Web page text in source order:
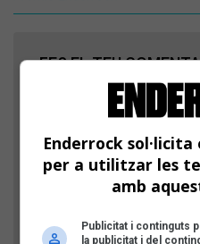
FES EL TEU
Comentari
Enderrock
per a utilitzar les
amb
Publicitat i continguts
la publicitat i del